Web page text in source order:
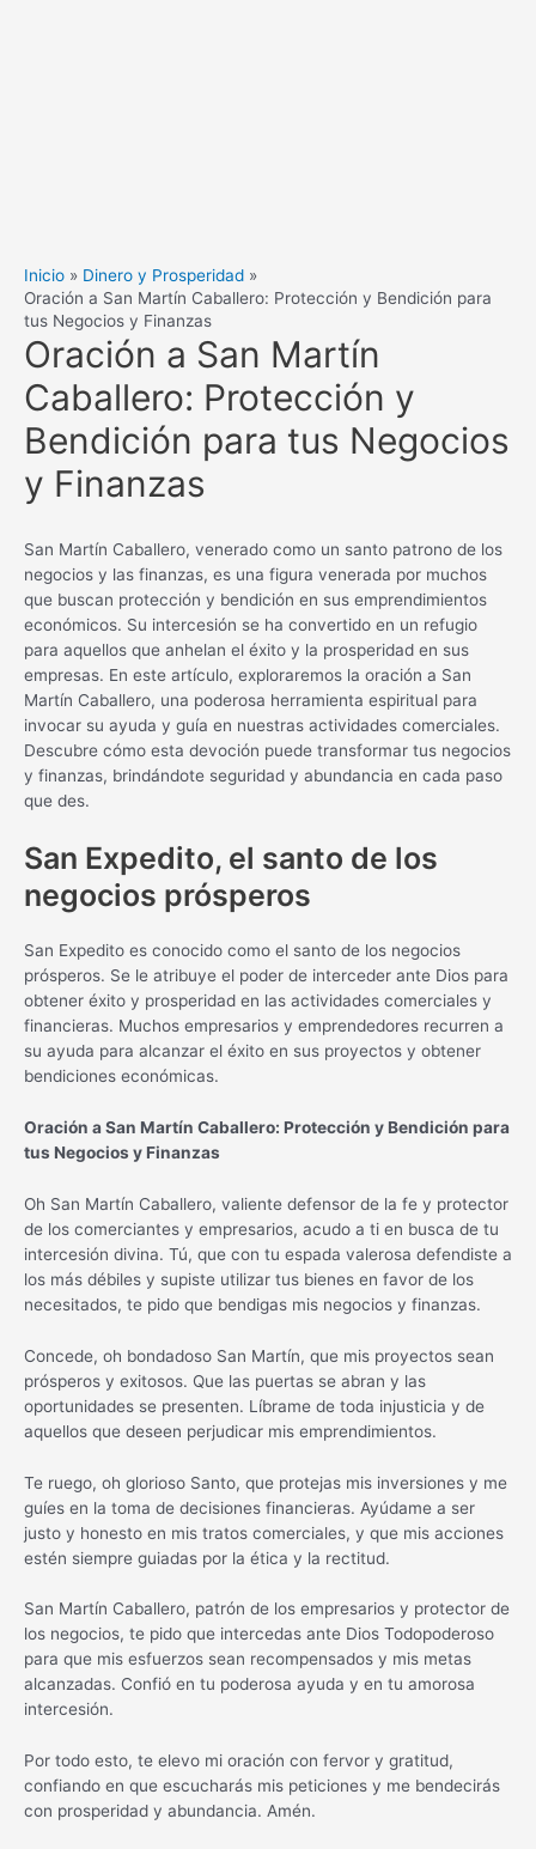
Inicio
Dinero y Prosperidad
Oración a San Martín Caballero: Protección y Bendición para
tus Negocios y Finanzas
Oración a San Martín
Caballero: Protección y
Bendición para tus Negocios
y Finanzas
San Martín Caballero, venerado como un santo patrono de los
negocios y las finanzas, es una figura venerada por muchos
que buscan protección y bendición en sus emprendimientos
económicos. Su intercesión se ha convertido en un refugio
para aquellos que anhelan el éxito y la prosperidad en sus
empresas. En este artículo, exploraremos la oración a San
Martín Caballero, una poderosa herramienta espiritual para
invocar su ayuda y guía en nuestras actividades comerciales.
Descubre cómo esta devoción puede transformar tus negocios
y finanzas, brindándote seguridad y abundancia en cada paso
que des.
San Expedito, el santo de los
negocios prósperos
San Expedito es conocido como el santo de los negocios
prósperos. Se le atribuye el poder de interceder ante Dios para
obtener éxito y prosperidad en las actividades comerciales y
financieras. Muchos empresarios y emprendedores recurren a
su ayuda para alcanzar el éxito en sus proyectos y obtener
bendiciones económicas.
Oración a San Martín Caballero: Protección y Bendición para
tus Negocios y Finanzas
Oh San Martín Caballero, valiente defensor de la fe y protector
de los comerciantes y empresarios, acudo a ti en busca de tu
intercesión divina. Tú, que con tu espada valerosa defendiste a
los más débiles y supiste utilizar tus bienes en favor de los
necesitados, te pido que bendigas mis negocios y finanzas.
Concede, oh bondadoso San Martín, que mis proyectos sean
prósperos y exitosos. Que las puertas se abran y las
oportunidades se presenten. Líbrame de toda injusticia y de
aquellos que deseen perjudicar mis emprendimientos.
Te ruego, oh glorioso Santo, que protejas mis inversiones y me
guíes en la toma de decisiones financieras. Ayúdame a ser
justo y honesto en mis tratos comerciales, y que mis acciones
estén siempre guiadas por la ética y la rectitud.
San Martín Caballero, patrón de los empresarios y protector de
los negocios, te pido que intercedas ante Dios Todopoderoso
para que mis esfuerzos sean recompensados y mis metas
alcanzadas. Confió en tu poderosa ayuda y en tu amorosa
intercesión.
Por todo esto, te elevo mi oración con fervor y gratitud,
confiando en que escucharás mis peticiones y me bendecirás
con prosperidad y abundancia. Amén.